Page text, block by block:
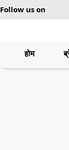
Follow us on
होम